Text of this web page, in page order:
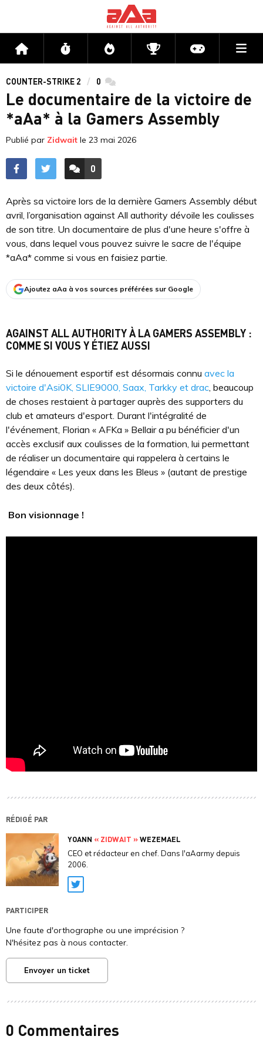
Accueil Flux Directs CompétitionsActu jeux
COUNTER-STRIKE 2 0 commentaires
Le documentaire de la victoire de
*aAa* à la Gamers Assembly
Publié par Zidwait le 23 mai 2026
ACCÉDER AUX
0
COMMENTAIRES
Après sa victoire lors de la dernière Gamers Assembly début
avril, l’organisation against All authority dévoile les coulisses
de son titre. Un documentaire de plus d'une heure s'offre à
vous, dans lequel vous pouvez suivre le sacre de l'équipe
*aAa* comme si vous en faisiez partie.
Ajoutez aAa à vos sources préférées sur Google
AGAINST ALL AUTHORITY À LA GAMERS ASSEMBLY :
COMME SI VOUS Y ÉTIEZ AUSSI
Si le dénouement esportif est désormais connu avec la
victoire d'Asi0K, SLIE9000, Saax, Tarkky et drac, beaucoup
de choses restaient à partager auprès des supporters du
club et amateurs d'esport. Durant l'intégralité de
l'événement, Florian « AFKa » Bellair a pu bénéficier d'un
accès exclusif aux coulisses de la formation, lui permettant
de réaliser un documentaire qui rappelera à certains le
légendaire « Les yeux dans les Bleus » (autant de prestige
des deux côtés).
Bon visionnage !
RÉDIGÉ PAR
YOANN « ZIDWAIT »WEZEMAEL
CEO et rédacteur en chef. Dans l'aAarmy depuis
2006.
Twitter
PARTICIPER
Une faute d'orthographe ou une imprécision ?
N'hésitez pas à nous contacter.
Envoyer un ticket
0 Commentaires